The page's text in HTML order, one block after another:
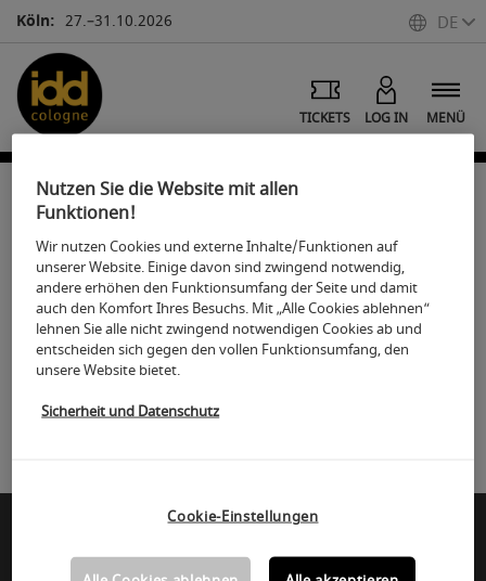
Köln: 27.–31.10.2026 DE
MENÜ
LOG IN
TICKETS
Bildmaterial der idd cologne
Teilen Drucken
Medien Service: Koelnmesse Bilddatenbank
iFrame anzeigen
Newsletter abonnieren:
Nutzen Sie die Website mit allen
Funktionen!
Wir nutzen Cookies und externe Inhalte/Funktionen auf
unserer Website. Einige davon sind zwingend notwendig,
andere erhöhen den Funktionsumfang der Seite und damit
auch den Komfort Ihres Besuchs. Mit „Alle Cookies ablehnen“
lehnen Sie alle nicht zwingend notwendigen Cookies ab und
entscheiden sich gegen den vollen Funktionsumfang, den
unsere Website bietet.
Sicherheit und Datenschutz
Cookie-Einstellungen